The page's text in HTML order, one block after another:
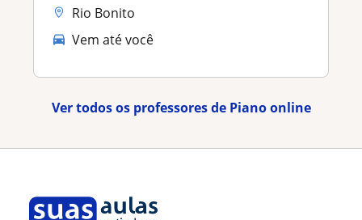
Rio Bonito
Vem até você
Ver todos os professores de Piano online